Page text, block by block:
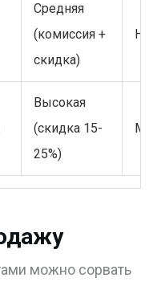
Средняя
(комиссия +
скидка)
Высокая
(скидка 15-
25%)
можно сорвать